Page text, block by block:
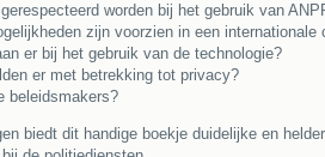
worden bij het gebruik van
zijn voorzien in een
er bij het gebruik van de technologie?
er met betrekking tot privacy?
beleidsmakers?
biedt dit handige boekje duidelijke en